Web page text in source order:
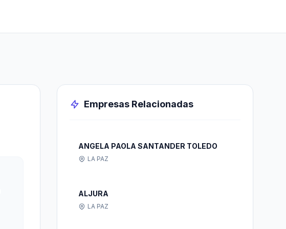
Empresas Relacionadas
ANGELA PAOLA SANTANDER TOLEDO
LA PAZ
ALJURA
LA PAZ